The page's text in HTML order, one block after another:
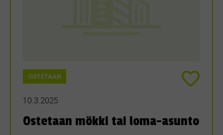
OSTETAAN
10.3.2025
Ostetaan mökki tai loma-asunto